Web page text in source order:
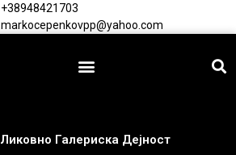
+38948421703
markocepenkovpp@yahoo.com
Ликовно Галериска Дејност